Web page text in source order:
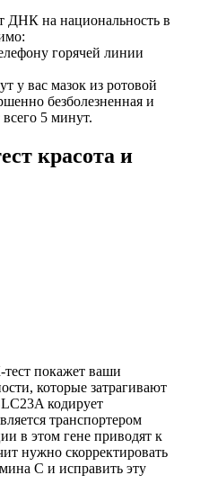
ДНК на национальность в
горячей линии
у вас мазок из ротовой
безболезненная и
5 минут.
красота и
покажет ваши
которые затрагивают
кодирует
транспортером
в этом гене приводят к
нужно скорректировать
C и исправить эту